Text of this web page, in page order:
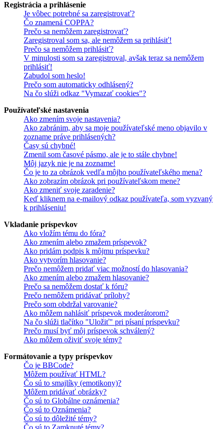
Registrácia a prihlásenie
Je vôbec potrebné sa zaregistrovať?
Čo znamená COPPA?
Prečo sa nemôžem zaregistrovať?
Zaregistroval som sa, ale nemôžem sa prihlásiť!
Prečo sa nemôžem prihlásiť?
V minulosti som sa zaregistroval, avšak teraz sa nemôžem
prihlásiť!
Zabudol som heslo!
Prečo som automaticky odhlásený?
Na čo slúži odkaz "Vymazať cookies"?
Používateľské nastavenia
Ako zmením svoje nastavenia?
Ako zabránim, aby sa moje používateľské meno objavilo v
zozname práve prihlásených?
Časy sú chybné!
Zmenil som časové pásmo, ale je to stále chybne!
Môj jazyk nie je na zozname!
Čo je to za obrázok vedľa môjho používateľského mena?
Ako zobrazím obrázok pri používateľskom mene?
Ako zmeniť svoje zaradenie?
Keď kliknem na e-mailový odkaz používateľa, som vyzvaný
k prihláseniu!
Vkladanie príspevkov
Ako vložím tému do fóra?
Ako zmením alebo zmažem príspevok?
Ako pridám podpis k môjmu príspevku?
Ako vytvorím hlasovanie?
Prečo nemôžem pridať viac možností do hlasovania?
Ako zmením alebo zmažem hlasovanie?
Prečo sa nemôžem dostať k fóru?
Prečo nemôžem pridávať prílohy?
Prečo som obdržal varovanie?
Ako môžem nahlásiť príspevok moderátorom?
Na čo slúži tlačítko "Uložiť" pri písaní príspevku?
Prečo musí byť môj príspevok schválený?
Ako môžem oživiť svoje témy?
Formátovanie a typy príspevkov
Čo je BBCode?
Môžem používať HTML?
Čo sú to smajlíky (emotikony)?
Môžem pridávať obrázky?
Čo sú to Globálne oznámenia?
Čo sú to Oznámenia?
Čo sú to dôležité témy?